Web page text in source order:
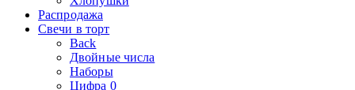
Распродажа
Свечи в торт
Back
Двойные числа
Наборы
Цифра 0